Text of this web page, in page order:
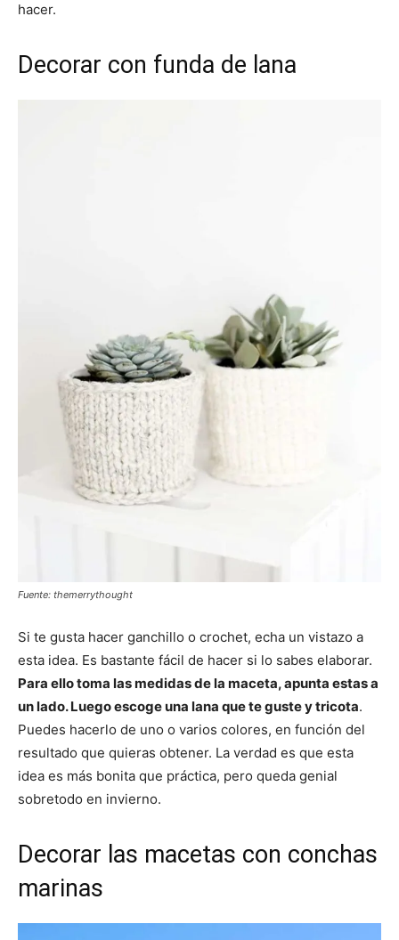
hacer.
Decorar con funda de lana
Fuente: themerrythought
Si te gusta hacer ganchillo o crochet, echa un vistazo a
esta idea. Es bastante fácil de hacer si lo sabes elaborar.
Para ello toma las medidas de la maceta, apunta estas a
un lado. Luego escoge una lana que te guste y tricota.
Puedes hacerlo de uno o varios colores, en función del
resultado que quieras obtener. La verdad es que esta
idea es más bonita que práctica, pero queda genial
sobretodo en invierno.
Decorar las macetas con conchas
marinas